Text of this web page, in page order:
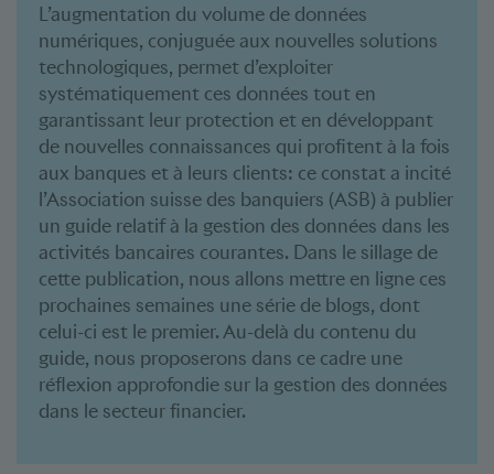
L’augmentation du volume de données
numériques, conjuguée aux nouvelles solutions
technologiques, permet d’exploiter
systématiquement ces données tout en
garantissant leur protection et en développant
de nouvelles connaissances qui profitent à la fois
aux banques et à leurs clients: ce constat a incité
l’Association suisse des banquiers (ASB) à publier
un guide relatif à la gestion des données dans les
activités bancaires courantes. Dans le sillage de
cette publication, nous allons mettre en ligne ces
prochaines semaines une série de blogs, dont
celui-ci est le premier. Au-delà du contenu du
guide, nous proposerons dans ce cadre une
réflexion approfondie sur la gestion des données
dans le secteur financier.